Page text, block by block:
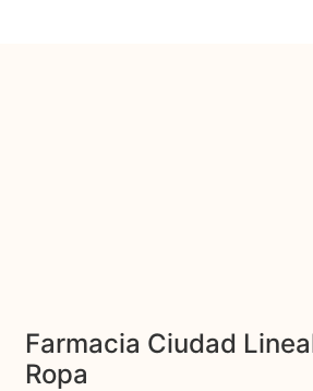
Farmacia Ciudad
Ropa